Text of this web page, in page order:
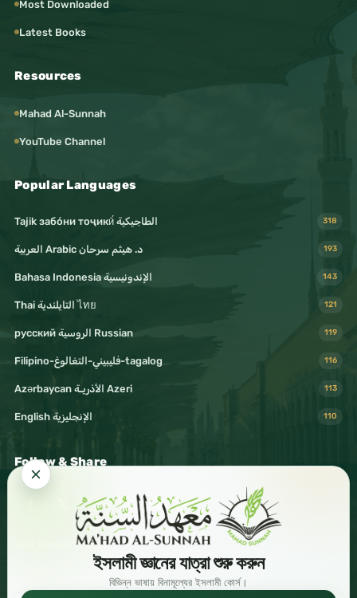
ইসলামী জ্ঞানের যাত্রা শুরু করুন
বিভিন্ন ভাষায় বিনামূল্যের ইসলামী কোর্স।
Most Downloaded
Latest Books
Resources
Mahad Al-Sunnah
YouTube Channel
Popular Languages
Tajik забо́ни тоҷикӣ́ الطاجيكية 318
د. هيثم سرحان Arabic العربية 193
Bahasa Indonesia الإندونيسية 143
Thai التايلندية ไทย 121
русский الروسية Russian 119
Filipino-فليبيني-التغالوغ-tagalog 116
Azərbaycan الأذريـة Azeri 113
English الإنجليزية 110
Follow & Share
Visit Mahad Sunnah